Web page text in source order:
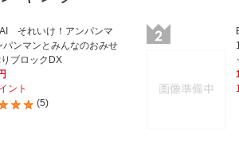
ご利用ガイド
よくある質問・お問合せ
それいけ！アンパンマ
パンマンとみんなのおみせ
ブロックDX
ント
(5)